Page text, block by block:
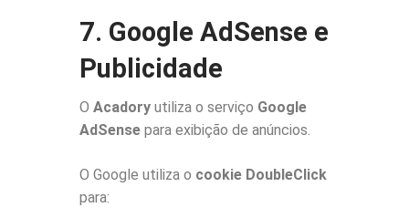
7. Google AdSense e
Publicidade
O Acadory utiliza o serviço Google
AdSense para exibição de anúncios.
O Google utiliza o cookie DoubleClick
para: